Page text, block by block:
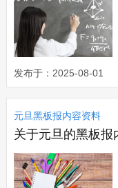
发布于：2025-08-01
元旦黑板报内容资料